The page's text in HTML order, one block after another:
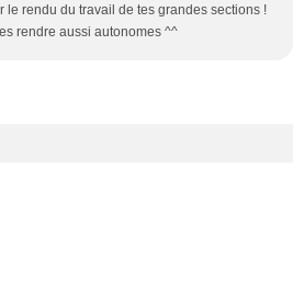
le rendu du travail de tes grandes sections !
rendre aussi autonomes ^^